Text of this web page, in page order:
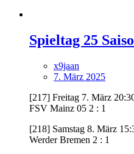
Spieltag 25
x9jaan
7. März 2025
[217] Freitag 7. März
FSV Mainz 05 2 : 1
[218] Samstag 8. März
Werder Bremen 2 : 1